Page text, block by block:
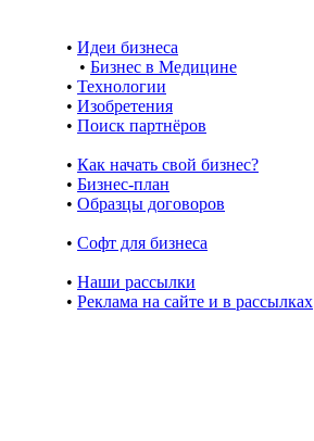
• Идеи бизнеса
• Бизнес в Медицине
• Технологии
• Изобретения
• Поиск партнёров
• Как начать свой бизнес?
• Бизнес-план
• Образцы договоров
• Cофт для бизнеса
• Наши рассылки
• Реклама на сайте и в рассылках